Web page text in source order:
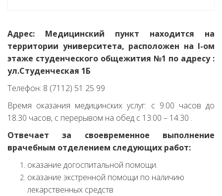
Адрес: Медицинский пункт находится на
территории университета, расположен на I-ом
этаже студенческого общежития №1 по адресу :
ул.Студенческая 1Б
Телефон: 8 (7112) 51 25 99
Время оказания медицинских услуг: с 9.00 часов до
18.30 часов, с перерывом на обед с 13.00 – 14.30 .
Отвечает за своевременное выполнение
врачебным отделением следующих работ:
оказание догоспитальной помощи.
оказание экстренной помощи по наличию
лекарственных средств